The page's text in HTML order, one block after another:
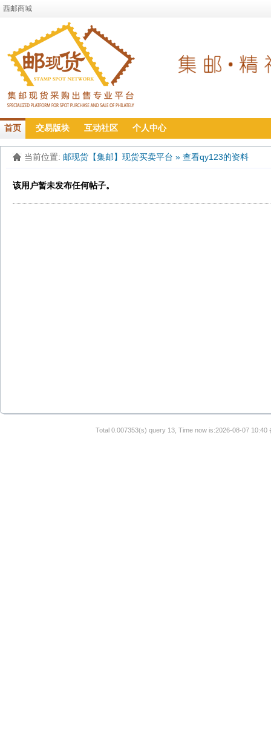
西邮商城
首页 交易版块 互动社区 个人中心
当前位置: 邮现货【集邮】现货买卖平台 » 查看qy123的资料
该用户暂未发布任何帖子。
Total 0.007353(s) query 13, Time now is:2026-08-07 10:40